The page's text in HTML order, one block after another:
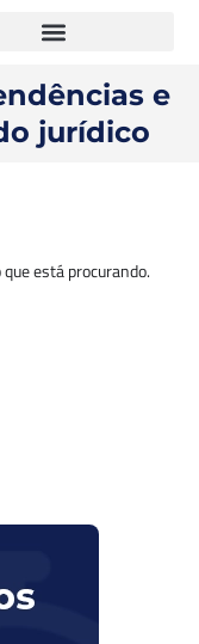
e
jurídico
está procurando.